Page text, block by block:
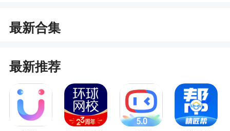
1、一键生成小程序微商城，所有实体门店商品
轻松上传云端，实现线下线上一体化经营
2、软件可以帮助查询商店中的所有产品信息，
以方便及时补货，让用户能够更好的去管理自己仓
库的库存
3、以进货、销售、库存为核心，覆盖实体店铺
经营每一个环节
最新合集
最新推荐